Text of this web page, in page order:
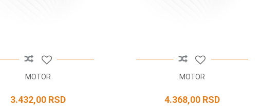
MOTOR
3.432,00 RSD
MOTOR
4.368,00 RSD